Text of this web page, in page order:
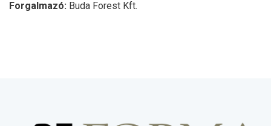
Forgalmazó: Buda Forest Kft.